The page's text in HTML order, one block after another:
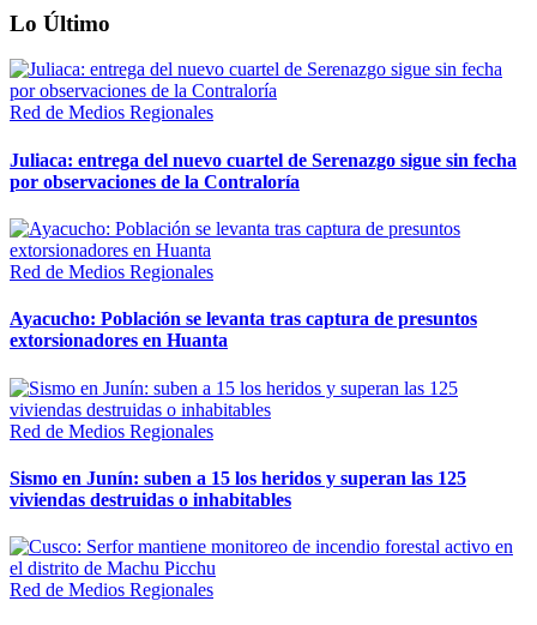
Lo Último
Red de Medios Regionales
Juliaca: entrega del nuevo cuartel de Serenazgo sigue sin fecha
por observaciones de la Contraloría
Red de Medios Regionales
Ayacucho: Población se levanta tras captura de presuntos
extorsionadores en Huanta
Red de Medios Regionales
Sismo en Junín: suben a 15 los heridos y superan las 125
viviendas destruidas o inhabitables
Red de Medios Regionales